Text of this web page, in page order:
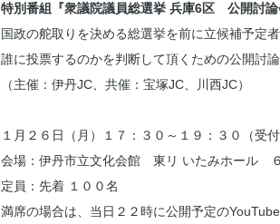
特別番組『衆議院議員総選挙 兵庫6区 公開討論
国政の舵取りを決める総選挙を前に立候補予定
誰に投票するのかを判断して頂くための公開討
（主催：伊丹JC、共催：宝塚JC、川西JC）
１月２６日（月）１７：３０～１９：３０（受
会場：伊丹市立文化会館 東リ いたみホール
定員：先着 １００名
満席の場合は、当日２２時に公開予定の